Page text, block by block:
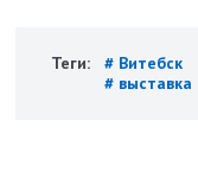
Теги: # Витебск
# выставка